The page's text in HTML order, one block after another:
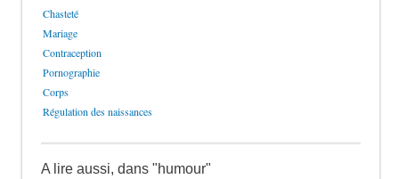
Chasteté
Mariage
Contraception
Pornographie
Corps
Régulation des naissances
A lire aussi, dans "humour"